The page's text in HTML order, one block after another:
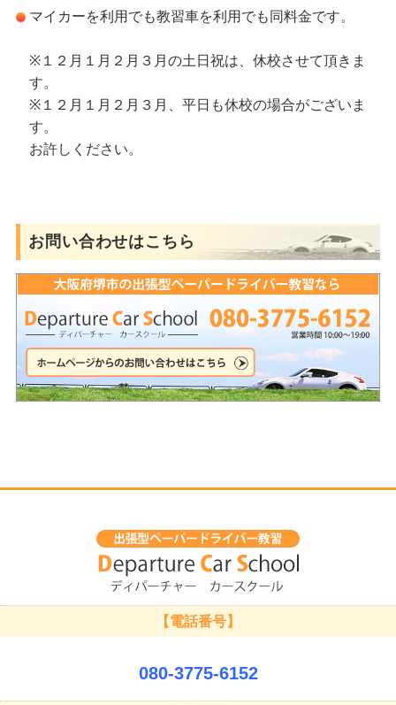
マイカーを利用でも教習車を利用でも同料金です。
※１２月１月２月３月の土日祝は、休校させて頂きま
す。
※１２月１月２月３月、平日も休校の場合がございま
す。
お許しください。
お問い合わせはこちら
【電話番号】
080-3775-6152